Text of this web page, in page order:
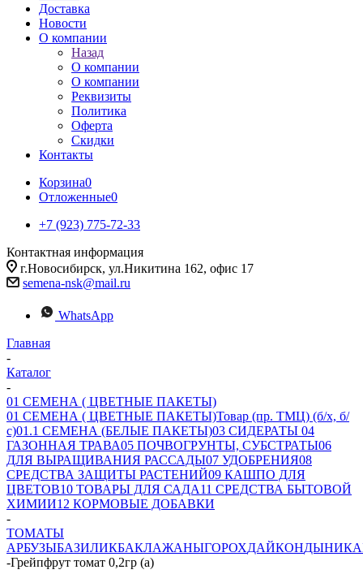
Доставка
Новости
О компании
Назад
О компании
О компании
Реквизиты
Политика
Оферта
Скидки
Контакты
Корзина0
Отложенные0
+7 (923) 775-72-33
Контактная информация
г.Новосибирск, ул.Никитина 162, офис 17
semena-nsk@mail.ru
WhatsApp
Главная
-
Каталог
-
01 СЕМЕНА ( ЦВЕТНЫЕ ПАКЕТЫ)
01 СЕМЕНА ( ЦВЕТНЫЕ ПАКЕТЫ)Товар (пр. ТМЦ) (б/х, б/
с)01.1 СЕМЕНА (БЕЛЫЕ ПАКЕТЫ)03 СИДЕРАТЫ 04
ГАЗОННАЯ ТРАВА05 ПОЧВОГРУНТЫ, СУБСТРАТЫ06
ДЛЯ ВЫРАЩИВАНИЯ РАССАДЫ07 УДОБРЕНИЯ08
СРЕДСТВА ЗАЩИТЫ РАСТЕНИЙ09 КАШПО ДЛЯ
ЦВЕТОВ10 ТОВАРЫ ДЛЯ САДА11 СРЕДСТВА БЫТОВОЙ
ХИМИИ12 КОРМОВЫЕ ДОБАВКИ
-
ТОМАТЫ
АРБУЗЫБАЗИЛИКБАКЛАЖАНЫГОРОХДАЙКОНДЫНИ
-Грейпфрут томат 0,2гр (а)